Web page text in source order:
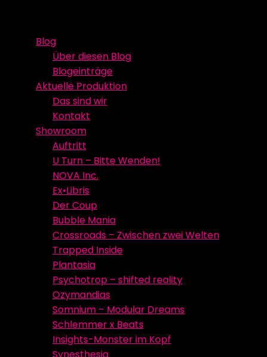
contentBlog
Über diesen Blog
Blogeinträge
Aktuelle Produktion
Das sind wir
Kontakt
Showroom
Auftritt
U Turn – Bitte Wenden!
NOVA Inc.
Ex•Libris
Der Coup
Bubble Mania
Crossroads – Zwischen zwei Welten
Trapped Inside
Plantasia
Psychotrop – shifted reality
Ozymandias
Somnium – Modular Dreams
Schlemmer x Beats
Insights-Monster im Kopf